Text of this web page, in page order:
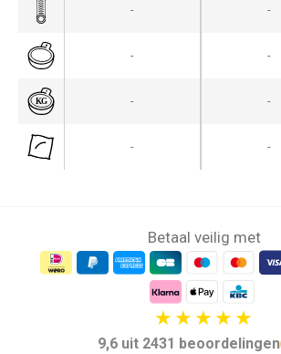
- -
- -
- -
- -
Betaal veilig met
9,6 uit 2431 beoordelingen